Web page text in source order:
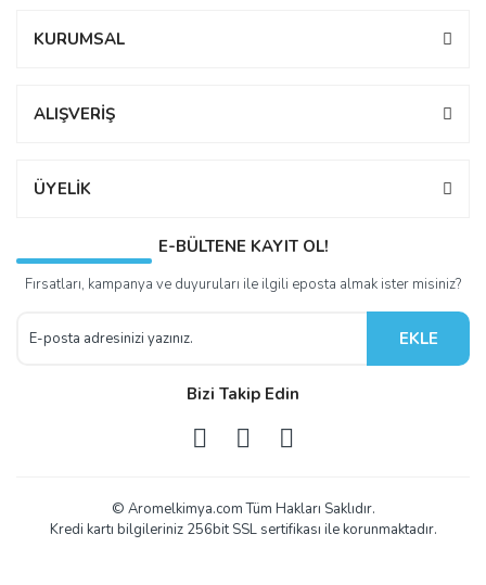
KURUMSAL
ALIŞVERİŞ
ÜYELİK
E-BÜLTENE KAYIT OL!
Fırsatları, kampanya ve duyuruları ile ilgili eposta almak ister misiniz?
EKLE
Bizi Takip Edin
© Aromelkimya.com Tüm Hakları Saklıdır.
Kredi kartı bilgileriniz 256bit SSL sertifikası ile korunmaktadır.